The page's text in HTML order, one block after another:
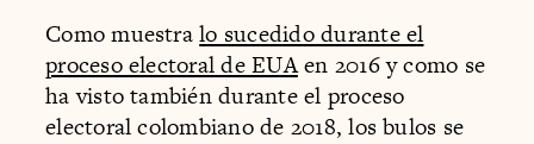
Como muestralo sucedido durante el
proceso electoral de EUAen 2016 y como se
ha visto también durante el proceso
electoral colombiano de 2018, los bulos se